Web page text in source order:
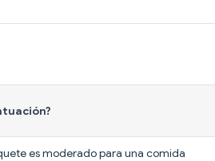
es moderado para una comida